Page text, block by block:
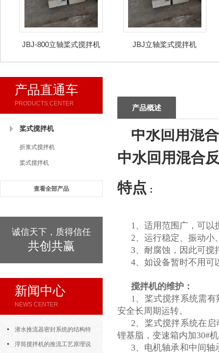
JBJ-800立轴桨式搅拌机 JBJ立轴桨式搅拌机
产品直通车
PRODUCTS CENTER
桨式搅拌机
折浆式搅拌机
桨式搅拌机
查看全部产品
诚信天下，质得信任
共创共赢
新闻中心
NEWS CENTER
潜水推流器密封系统的结构特
点与渗漏故障处理
浮筒搅拌机的推流工艺原理说
产品概述
中水回用混
中水回用混合
特点 ：
1、适用范围广，可以
2、运行稳定、振动
3、耐腐蚀，因此可搅
4、如设备暂时不用可
搅拌机的维护：
1、桨式搅拌系统需
安全长周期运转。
2、桨式搅拌系统在
锂基脂，变速箱内加30#
3、电机轴承和中间